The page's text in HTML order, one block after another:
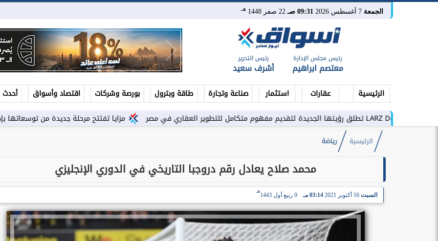
الجمعة 09:31 صـ 22 صفر 1448 هـ
رئيس مجلس الإدارة
معتصم ابراهيم
رئيس التحرير
أشرف سعيد
الرئيسية عقارات استثمار صناعة وتجارة طاقة وبترول بورصة وشركات اقتصاد وأسواق
أحدث
مزايا تفتتح مرحلة جديدة من توسعاتها بإطلاق مشروع ”Town Ten ” بعرابى...
الرئيسية رياضة
محمد صلاح يعادل رقم دروجبا التاريخي في الدوري الإنجليزي
السبت 16 أكتوبر 2021 03:14 مـ 9 ربيع أول 1443
هـ